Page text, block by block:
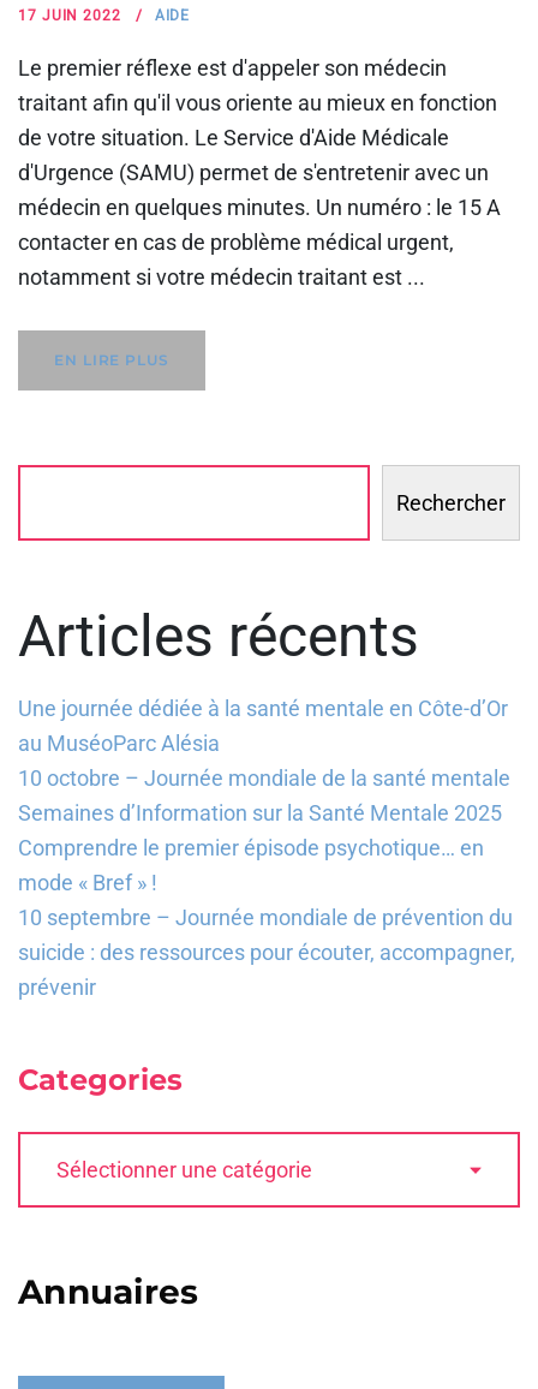
17 JUIN 2022 AIDE
Le premier réflexe est d'appeler son médecin
traitant afin qu'il vous oriente au mieux en fonction
de votre situation. Le Service d'Aide Médicale
d'Urgence (SAMU) permet de s'entretenir avec un
médecin en quelques minutes. Un numéro : le 15 A
contacter en cas de problème médical urgent,
notamment si votre médecin traitant est ...
EN LIRE PLUS
Rechercher
Articles récents
Une journée dédiée à la santé mentale en Côte-d’Or
au MuséoParc Alésia
10 octobre – Journée mondiale de la santé mentale
Semaines d’Information sur la Santé Mentale 2025
Comprendre le premier épisode psychotique… en
mode « Bref » !
10 septembre – Journée mondiale de prévention du
suicide : des ressources pour écouter, accompagner,
prévenir
Categories
Annuaires